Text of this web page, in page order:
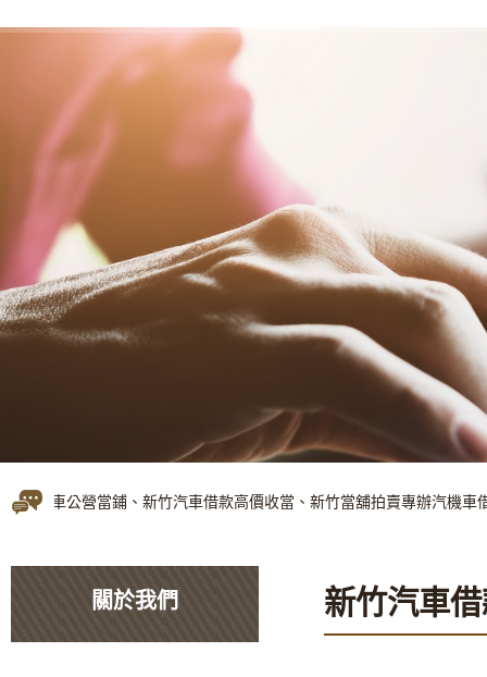
免留車公營當鋪、新竹汽車借款高價收當、新竹當舖拍賣專辦汽機車
新竹汽車
關於我們